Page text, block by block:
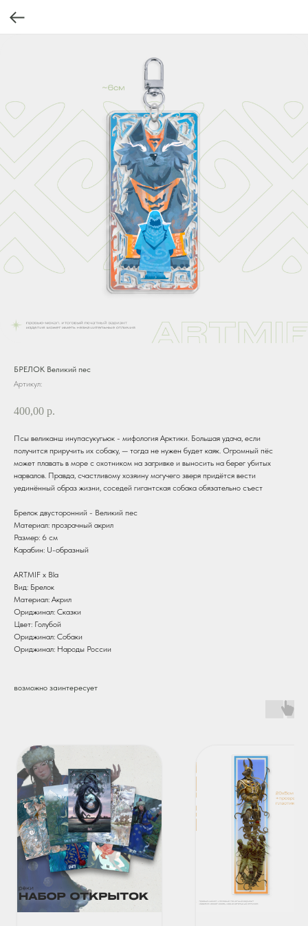
БРЕЛОК Великий пес
Артикул:
400,00 р.
Псы великанш инупасукугьюк - мифология Арктики. Большая удача, если
получится приручить их собаку, — тогда не нужен будет каяк. Огромный пёс
может плавать в море с охотником на загривке и выносить на берег убитых
нарвалов. Правда, счастливому хозяину могучего зверя придётся вести
уединённый образ жизни, соседей гигантская собака обязательно съест
Брелок двусторонний - Великий пес
Материал: прозрачный акрил
Размер: 6 см
Карабин: U-образный
ARTMIF х Bla
Вид: Брелок
Материал: Акрил
Ориджинал: Сказки
Цвет: Голубой
Ориджинал: Собаки
Ориджинал: Народы России
возможно заинтересует